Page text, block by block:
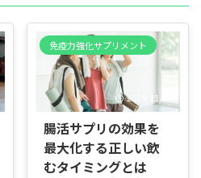
免疫力強化サプリメント
2025/11/29
腸活サプリの効果を
最大化する正しい飲
むタイミングとは